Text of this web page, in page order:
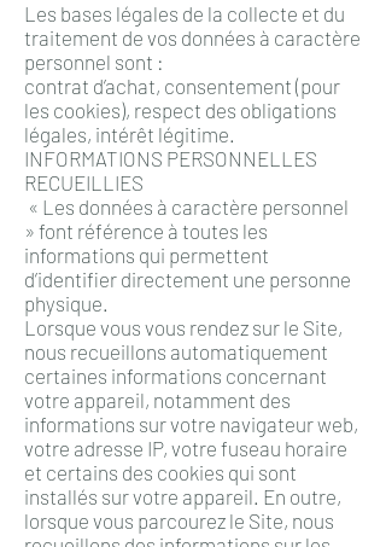
Les bases légales de la collecte et du
traitement de vos données à caractère
personnel sont :
contrat d’achat, consentement (pour
les cookies), respect des obligations
légales, intérêt légitime.
INFORMATIONS PERSONNELLES
RECUEILLIES
« Les données à caractère personnel
» font référence à toutes les
informations qui permettent
d’identifier directement une personne
physique.
Lorsque vous vous rendez sur le Site,
nous recueillons automatiquement
certaines informations concernant
votre appareil, notamment des
informations sur votre navigateur web,
votre adresse IP, votre fuseau horaire
et certains des cookies qui sont
installés sur votre appareil. En outre,
lorsque vous parcourez le Site, nous